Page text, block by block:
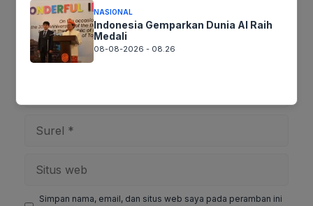
web
Simpan nama, email, dan situs web saya pada peramban ini
NASIONAL
Indonesia Gemparkan Dunia AI Raih
Medali
08-08-2026 - 08.26